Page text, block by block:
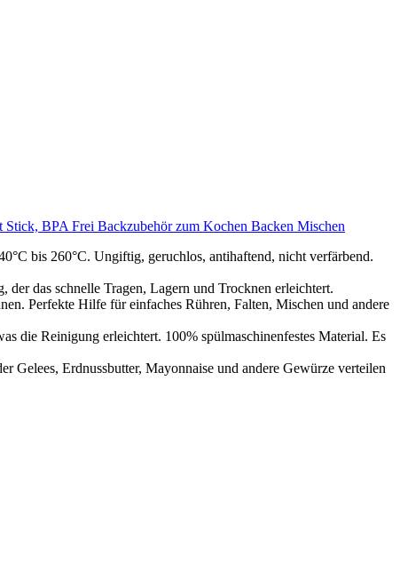
BPA Frei Backzubehör zum Kochen Backen Mischen
bis 260°C. Ungiftig, geruchlos, antihaftend, nicht verfärbend.
das schnelle Tragen, Lagern und Trocknen erleichtert.
Perfekte Hilfe für einfaches Rühren, Falten, Mischen und andere
die Reinigung erleichtert. 100% spülmaschinenfestes Material. Es
Erdnussbutter, Mayonnaise und andere Gewürze verteilen